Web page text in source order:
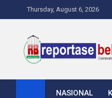
to
Thursday, August 6, 2026
Cakrawala Informasi
NASIONAL